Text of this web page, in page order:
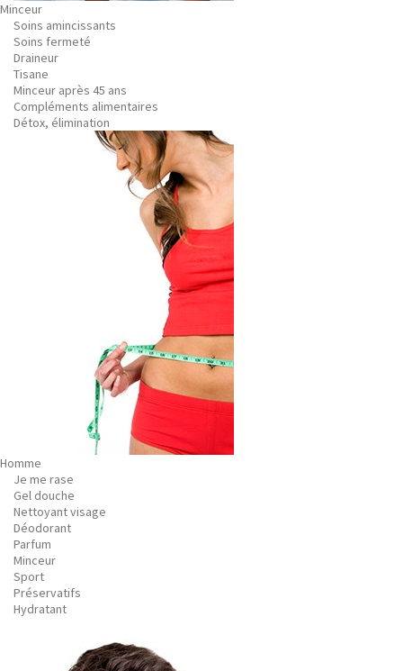
Minceur
Soins amincissants
Soins fermeté
Draineur
Tisane
Minceur après 45 ans
Compléments alimentaires
Détox, élimination
Homme
Je me rase
Gel douche
Nettoyant visage
Déodorant
Parfum
Minceur
Sport
Préservatifs
Hydratant